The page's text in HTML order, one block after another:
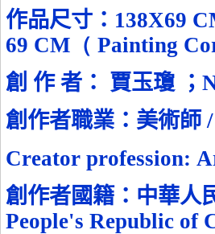
作品尺寸： 138X69
69 CM （ Painting
創 作 者： 賈玉瓊；
創作者職業： 美術師 /
Creator profession:
創作者國籍：中華人
People's Republic of